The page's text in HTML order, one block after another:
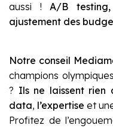
aussi ! A/B
ajustement des
Notre conseil
champions
? Ils ne laissent rien
data, l’expertise et
Profitez de